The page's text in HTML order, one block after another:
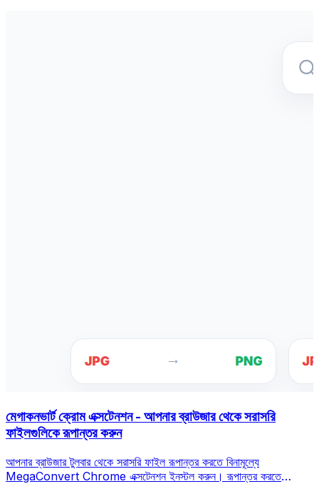
মেগাকনভার্ট ক্রোম এক্সটেনশন - আপনার ব্রাউজার থেকে সরাসরি
ফাইলগুলিকে রূপান্তর করুন
আপনার ব্রাউজার টুলবার থেকে সরাসরি ফাইল রূপান্তর করতে বিনামূল্যে
MegaConvert Chrome এক্সটেনশন ইনস্টল করুন। রূপান্তর করতে